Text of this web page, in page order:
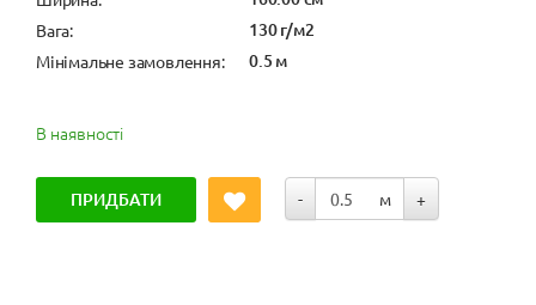
Вага: 130 г/м2
Мінімальне замовлення: 0.5 м
В наявності
ПРИДБАТИ - м +